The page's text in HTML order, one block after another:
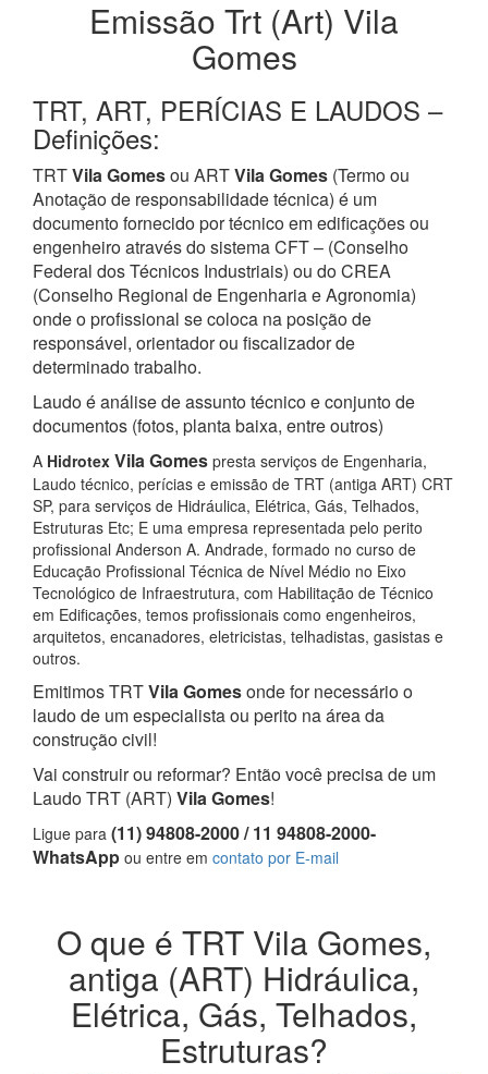
Emissão Trt (Art) Vila
Gomes
TRT, ART, PERÍCIAS E LAUDOS –
Definições:
TRTVila Gomesou ARTVila Gomes (Termo ou
Anotação de responsabilidade técnica) é um
documento fornecido por técnico em edificações ou
engenheiro através do sistema CFT – (Conselho
Federal dos Técnicos Industriais) ou do CREA
(Conselho Regional de Engenharia e Agronomia)
onde o profissional se coloca na posição de
responsável, orientador ou fiscalizador de
determinado trabalho.
Laudo é análise de assunto técnico e conjunto de
documentos (fotos, planta baixa, entre outros)
A Hidrotex Vila Gomes presta serviços de Engenharia,
Laudo técnico, perícias e emissão de TRT (antiga ART) CRT
SP, para serviços de Hidráulica, Elétrica, Gás, Telhados,
Estruturas Etc; E uma empresa representada pelo perito
profissional Anderson A. Andrade, formado no curso de
Educação Profissional Técnica de Nível Médio no Eixo
Tecnológico de Infraestrutura, com Habilitação de Técnico
em Edificações, temos profissionais como engenheiros,
arquitetos, encanadores, eletricistas, telhadistas, gasistas e
outros.
Emitimos TRTVila Gomesonde for necessário o
laudo de um especialista ou perito na área da
construção civil!
Vai construir ou reformar? Então você precisa de um
Laudo TRT (ART) Vila Gomes!
Ligue para (11) 94808-2000 / 11 94808-2000-
WhatsApp ou entre em contato por E-mail
O que é TRT Vila Gomes,
antiga (ART) Hidráulica,
Elétrica, Gás, Telhados,
Estruturas?